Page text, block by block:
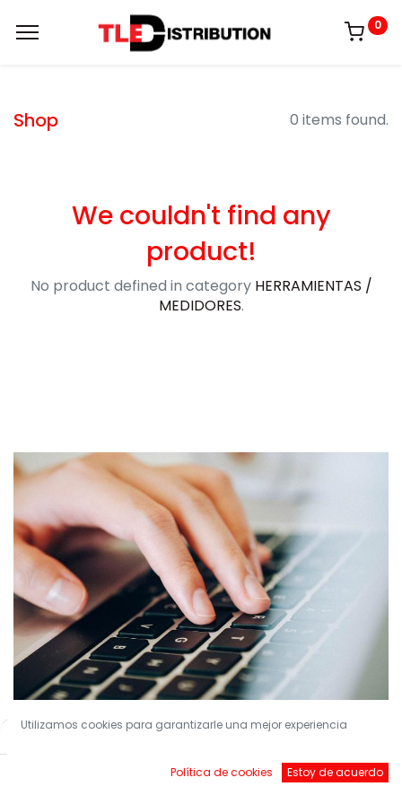
Filters Default
0
Shop 0 items found.
We couldn't find any
product!
No product defined in category HERRAMIENTAS /
MEDIDORES.
¡Conviértete en nuestro Socio!
Forma parte de TLE Distibution
Utilizamos cookies para garantizarle una mejor experiencia
Política de cookies Estoy de acuerdo